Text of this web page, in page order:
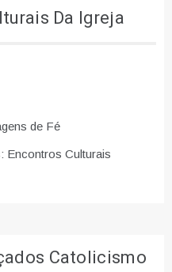
Da Igreja
de Fé
Encontros Culturais
Catolicismo